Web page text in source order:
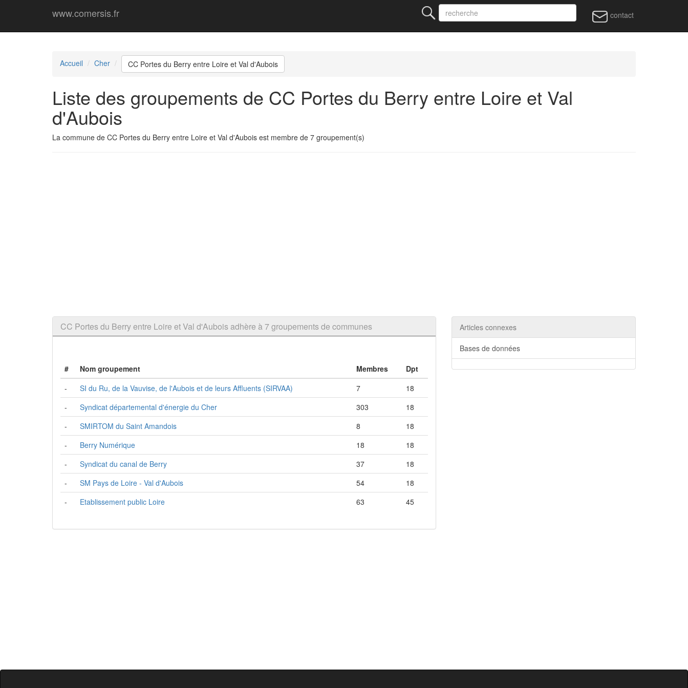
www.comersis.fr contact
Accueil Cher CC Portes du Berry entre Loire et Val d'Aubois
Liste des groupements de CC Portes du Berry entre Loire et Val
d'Aubois
La commune de CC Portes du Berry entre Loire et Val d'Aubois est membre de 7 groupement(s)
CC Portes du Berry entre Loire et Val d'Aubois adhère à 7 groupements de communes
# Nom groupement Membres
Dpt
-
SI du Ru, de la Vauvise, de l'Aubois et de leurs Affluents (SIRVAA) 7
18
-
Syndicat départemental d'énergie du Cher 303
18
-
SMIRTOM du Saint Amandois 8
18
-
Berry Numérique 18
18
-
Syndicat du canal de Berry 37
18
-
SM Pays de Loire - Val d'Aubois 54
18
-
Etablissement public Loire 63 45
Articles connexes
Bases de données